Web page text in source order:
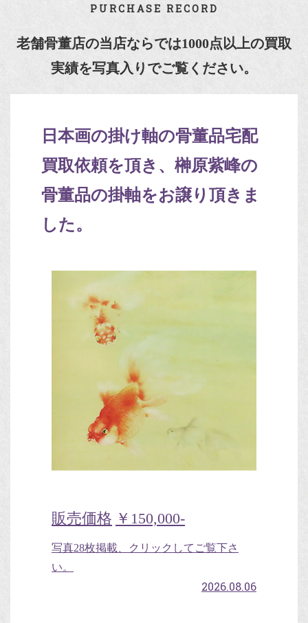
PURCHASE RECORD
老舗骨董店の当店ならでは1000点以上の買取
実績を写真入りでご覧ください。
日本画の掛け軸の骨董品宅配
買取依頼を頂き、榊原紫峰の
骨董品の掛軸をお譲り頂きま
した。
販売価格 ￥150,000-
写真28枚掲載、クリックしてご覧下さ
い。
2026.08.06